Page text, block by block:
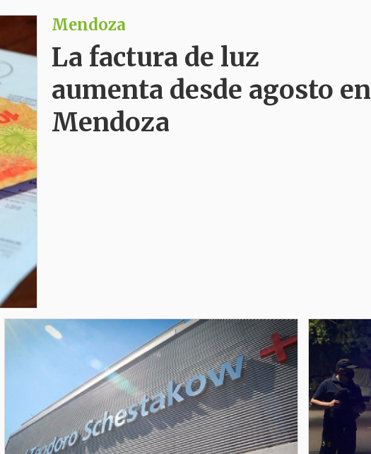
Mendoza
La factura de luz
aumenta desde agosto en
Mendoza